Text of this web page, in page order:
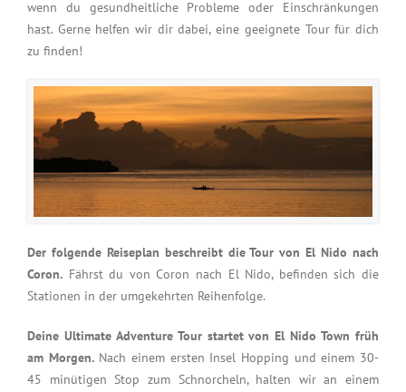
wenn du gesundheitliche Probleme oder Einschränkungen
hast. Gerne helfen wir dir dabei, eine geeignete Tour für dich
zu finden!
Der folgende Reiseplan beschreibt die Tour von El Nido nach
Coron. Fährst du von Coron nach El Nido, befinden sich die
Stationen in der umgekehrten Reihenfolge.
Deine Ultimate Adventure Tour startet von El Nido Town früh
am Morgen.Nach einem ersten Insel Hopping und einem 30-
45 minütigen Stop zum Schnorcheln, halten wir an einem